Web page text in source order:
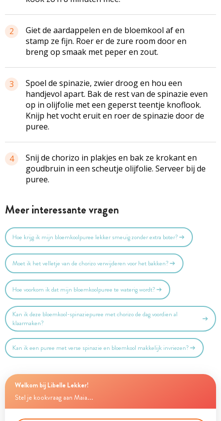
2
Giet de aardappelen en de bloemkool af en
stamp ze fijn. Roer er de zure room door en
breng op smaak met peper en zout.
3
Spoel de spinazie, zwier droog en hou een
handjevol apart. Bak de rest van de spinazie even
op in olijfolie met een geperst teentje knoflook.
Knijp het vocht eruit en roer de spinazie door de
puree.
4
Snij de chorizo in plakjes en bak ze krokant en
goudbruin in een scheutje olijfolie. Serveer bij de
puree.
Meer interessante vragen
Hoe krijg ik mijn bloemkoolpuree lekker smeuïg zonder extra boter?
Moet ik het velletje van de chorizo verwijderen voor het bakken?
Hoe voorkom ik dat mijn bloemkoolpuree te waterig wordt?
Kan ik deze bloemkool-spinaziepuree met chorizo de dag voordien al
klaarmaken?
Kan ik een puree met verse spinazie en bloemkool makkelijk invriezen?
Welkom bij Libelle Lekker!
Stel je kookvraag aan Maia...